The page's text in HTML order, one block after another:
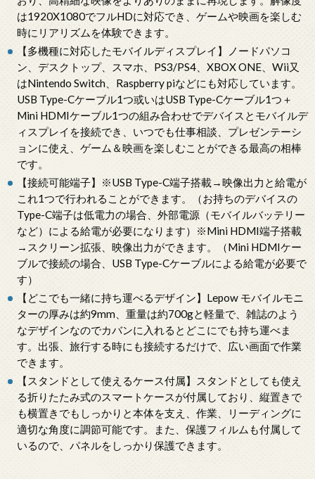
は1920X1080でフルHDに対応でき、ゲームや映画を楽しむ
時にリアリズムを体験できます。
【多機種に対応したモバイルディスプレイ】ノードパソコ
ン、デスクトップ、スマホ、PS3/PS4、XBOX ONE、Wii又
はNintendo Switch、Raspberry piなどにも対応しています。
USB Type-Cケーブル1つ或いはUSB Type-Cケーブル1つ＋
Mini HDMIケーブル1つの組み合わせでデバイスとモバイルデ
ィスプレイを接続でき、いつでも仕事相談、プレゼンテーシ
ョンに使え、ゲーム＆映画を楽しむことができる最高の相棒
です。
【接続可能端子】※USB Type-C端子搭載→映像出力と給電が
これ1つで行われることができます。（お持ちのデバイスの
Type-C端子は低電力の場合、外部電源（モバイルバッテリー
など）による給電が必要になります）※Mini HDMI端子搭載
→スクリーン拡張、映像出力ができます。（Mini HDMIケー
ブルで接続の場合、USB Type-Cケーブルによる給電が必要で
す）
【どこでも一緒に持ち運べるデザイン】Lepow モバイルモニ
ターの厚みは約9mm、重量は約700gと軽量で、雑誌のよう
なデザインなのでカバンに入れるとどこにでも持ち運べま
す。出張、旅行する時にも接続するだけで、広い画面で作業
できます。
【スタンドとして使えるケース付属】スタンドとしても使え
る折りたたみ式のスマートケースが付属しており、縦置きで
も横置きでもしっかりと本体を支え、作業、リーディングに
適切な角度に調節可能です。また、保護フィルムも付属して
いるので、パネルをしっかり保護できます。